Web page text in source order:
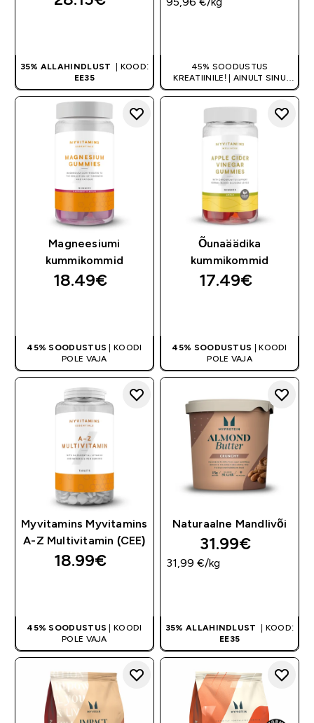
35% ALLAHINDLUST
| KOOD:
EE35
45% SOODUSTUS
KREATIINILE! | AINULT SINU
ESIMESEL TELLIMUSEL
Magneesiumi
kummikommid
18.49€‎
45% SOODUSTUS | KOODI
POLE VAJA
Õunaäädika
kummikommid
17.49€‎
45% SOODUSTUS | KOODI
POLE VAJA
Myvitamins Myvitamins
A-Z Multivitamin (CEE)
18.99€‎
45% SOODUSTUS | KOODI
POLE VAJA
Naturaalne Mandlivõi
31.99€‎
31,99 €‎/kg
35% ALLAHINDLUST
| KOOD:
EE35